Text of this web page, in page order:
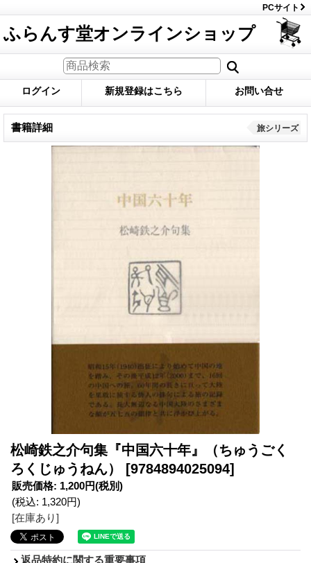
PCサイト
ふらんす堂オンラインショップ
ログイン 新規登録はこちら お問い合せ
書籍詳細 旅シリーズ
松崎鉄之介句集『中国六十年』（ちゅうごく
ろくじゅうねん）
[9784894025094]
販売価格: 1,200円(税別)
(税込: 1,320円)
[在庫あり]
返品特約に関する重要事項